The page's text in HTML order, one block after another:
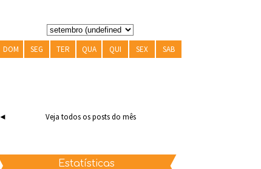
DOM SEG TER QUA QUI SEX SAB
◄ Veja todos os posts do mês
Estatísticas